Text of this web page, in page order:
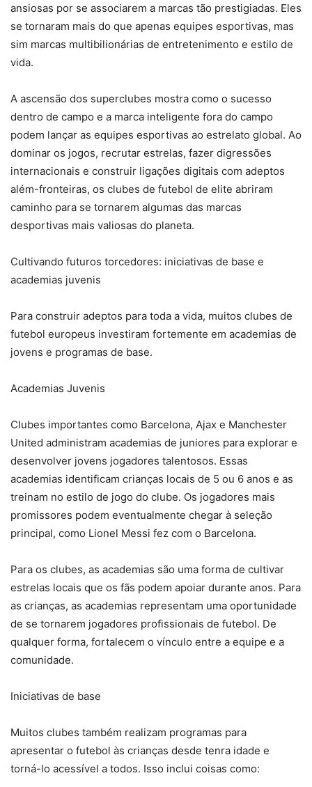
ansiosas por se associarem a marcas tão prestigiadas. Eles
se tornaram mais do que apenas equipes esportivas, mas
sim marcas multibilionárias de entretenimento e estilo de
vida.
A ascensão dos superclubes mostra como o sucesso
dentro de campo e a marca inteligente fora do campo
podem lançar as equipes esportivas ao estrelato global. Ao
dominar os jogos, recrutar estrelas, fazer digressões
internacionais e construir ligações digitais com adeptos
além-fronteiras, os clubes de futebol de elite abriram
caminho para se tornarem algumas das marcas
desportivas mais valiosas do planeta.
Cultivando futuros torcedores: iniciativas de base e
academias juvenis
Para construir adeptos para toda a vida, muitos clubes de
futebol europeus investiram fortemente em academias de
jovens e programas de base.
Academias Juvenis
Clubes importantes como Barcelona, ​​Ajax e Manchester
United administram academias de juniores para explorar e
desenvolver jovens jogadores talentosos. Essas
academias identificam crianças locais de 5 ou 6 anos e as
treinam no estilo de jogo do clube. Os jogadores mais
promissores podem eventualmente chegar à seleção
principal, como Lionel Messi fez com o Barcelona.
Para os clubes, as academias são uma forma de cultivar
estrelas locais que os fãs podem apoiar durante anos. Para
as crianças, as academias representam uma oportunidade
de se tornarem jogadores profissionais de futebol. De
qualquer forma, fortalecem o vínculo entre a equipe e a
comunidade.
Iniciativas de base
Muitos clubes também realizam programas para
apresentar o futebol às crianças desde tenra idade e
torná-lo acessível a todos. Isso inclui coisas como: